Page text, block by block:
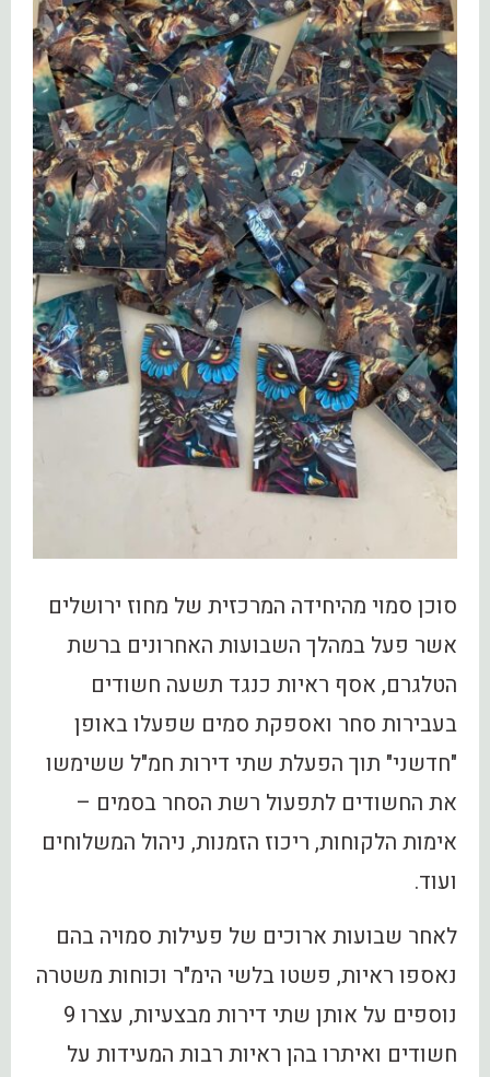
סוכן סמוי מהיחידה המרכזית של מחוז ירושלים
אשר פעל במהלך השבועות האחרונים ברשת
הטלגרם, אסף ראיות כנגד תשעה חשודים
בעבירות סחר ואספקת סמים שפעלו באופן
"חדשני" תוך הפעלת שתי דירות חמ"ל ששימשו
את החשודים לתפעול רשת הסחר בסמים –
אימות הלקוחות, ריכוז הזמנות, ניהול המשלוחים
ועוד.
לאחר שבועות ארוכים של פעילות סמויה בהם
נאספו ראיות, פשטו בלשי הימ"ר וכוחות משטרה
נוספים על אותן שתי דירות מבצעיות, עצרו 9
חשודים ואיתרו בהן ראיות רבות המעידות על